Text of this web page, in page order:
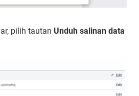
pilih tautan Unduh salinan data